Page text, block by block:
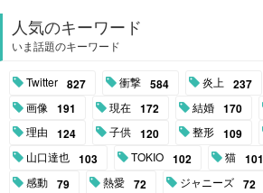
人気のキーワード
いま話題のキーワード
Twitter 827 衝撃 584 炎上 237
画像 191 現在 172 結婚 170
理由 124 子供 120 整形 109
山口達也 103 TOKIO 102 猫 101
感動 79 熱愛 72 ジャニーズ 72